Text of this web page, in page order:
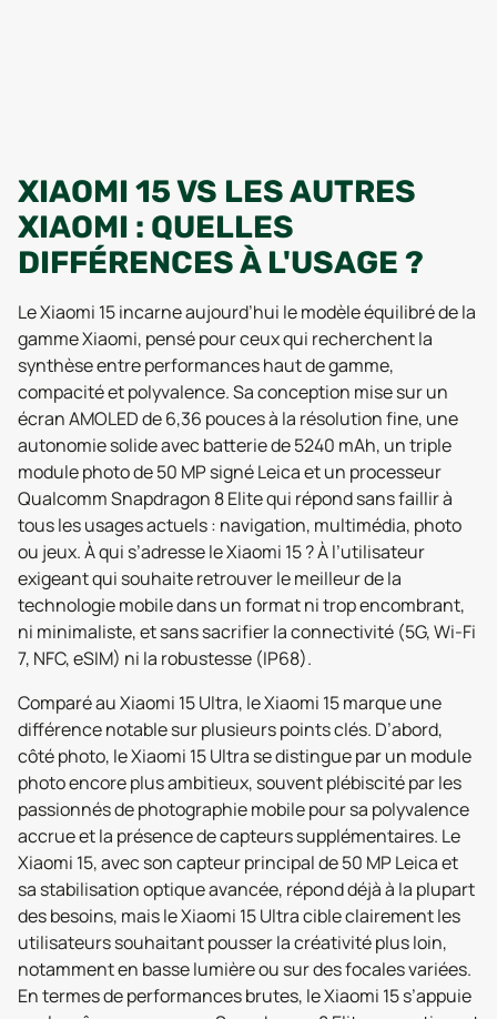
XIAOMI 15 VS LES AUTRES
XIAOMI : QUELLES
DIFFÉRENCES À L'USAGE ?
Le Xiaomi 15 incarne aujourd’hui le modèle équilibré de la
gamme Xiaomi, pensé pour ceux qui recherchent la
synthèse entre performances haut de gamme,
compacité et polyvalence. Sa conception mise sur un
écran AMOLED de 6,36 pouces à la résolution fine, une
autonomie solide avec batterie de 5240 mAh, un triple
module photo de 50 MP signé Leica et un processeur
Qualcomm Snapdragon 8 Elite qui répond sans faillir à
tous les usages actuels : navigation, multimédia, photo
ou jeux. À qui s’adresse le Xiaomi 15 ? À l’utilisateur
exigeant qui souhaite retrouver le meilleur de la
technologie mobile dans un format ni trop encombrant,
ni minimaliste, et sans sacrifier la connectivité (5G, Wi-Fi
7, NFC, eSIM) ni la robustesse (IP68).
Comparé au Xiaomi 15 Ultra, le Xiaomi 15 marque une
différence notable sur plusieurs points clés. D’abord,
côté photo, le Xiaomi 15 Ultra se distingue par un module
photo encore plus ambitieux, souvent plébiscité par les
passionnés de photographie mobile pour sa polyvalence
accrue et la présence de capteurs supplémentaires. Le
Xiaomi 15, avec son capteur principal de 50 MP Leica et
sa stabilisation optique avancée, répond déjà à la plupart
des besoins, mais le Xiaomi 15 Ultra cible clairement les
utilisateurs souhaitant pousser la créativité plus loin,
notamment en basse lumière ou sur des focales variées.
En termes de performances brutes, le Xiaomi 15 s’appuie